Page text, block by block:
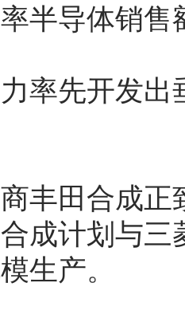
半导体销售
率先开发
丰田合成
成计划与
生产。